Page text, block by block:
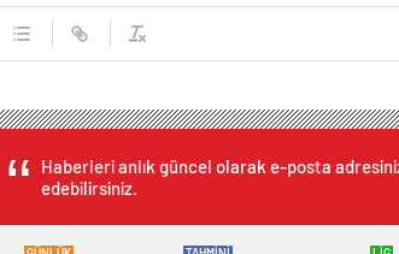
Haberleri anlık güncel olarak e-posta
edebilirsiniz.